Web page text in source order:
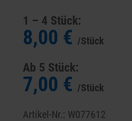
1 – 4 Stück:
8,00 € /Stück
Ab 5 Stück:
7,00 € /Stück
Artikel-Nr.: W077612